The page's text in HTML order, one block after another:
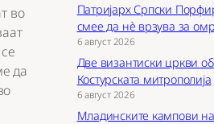
во
да
Патријарх Српски
смее да нѐ врзува за
6 август 2026
Две византиски цркви
Костурската митрополија
6 август 2026
Младинските кампови